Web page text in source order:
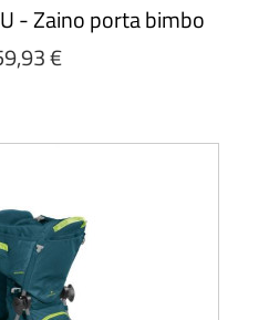
- Zaino porta bimbo
€